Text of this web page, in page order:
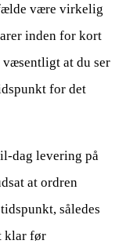
være virkelig
inden for kort
at du ser
for det
dag levering på
at ordren
således
klar før